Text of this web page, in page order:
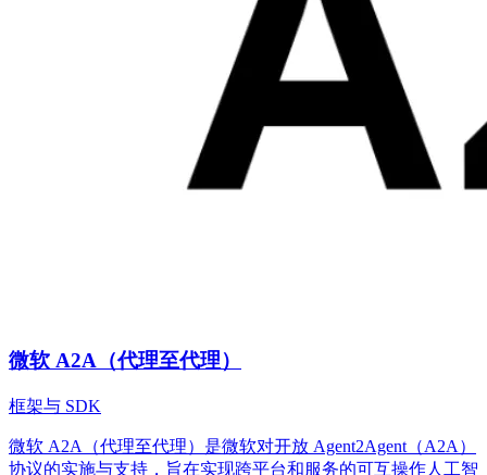
微软 A2A（代理至代理）
框架与 SDK
微软 A2A（代理至代理）是微软对开放 Agent2Agent（A2A）
协议的实施与支持，旨在实现跨平台和服务的可互操作人工智